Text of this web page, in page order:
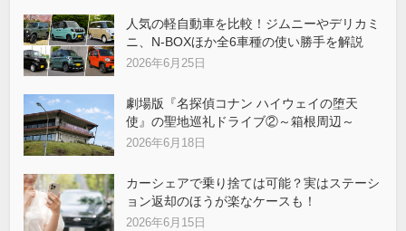
人気の軽自動車を比較！ジムニーやデリカミ
ニ、N-BOXほか全6車種の使い勝手を解説
2026年6月25日
劇場版『名探偵コナン ハイウェイの堕天
使』の聖地巡礼ドライブ②～箱根周辺～
2026年6月18日
カーシェアで乗り捨ては可能？実はステーシ
ョン返却のほうが楽なケースも！
2026年6月15日